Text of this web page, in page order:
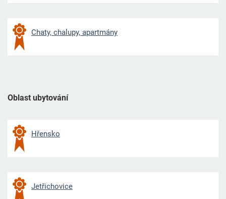
Chaty, chalupy, apartmány
Oblast ubytování
Hřensko
Jetřichovice